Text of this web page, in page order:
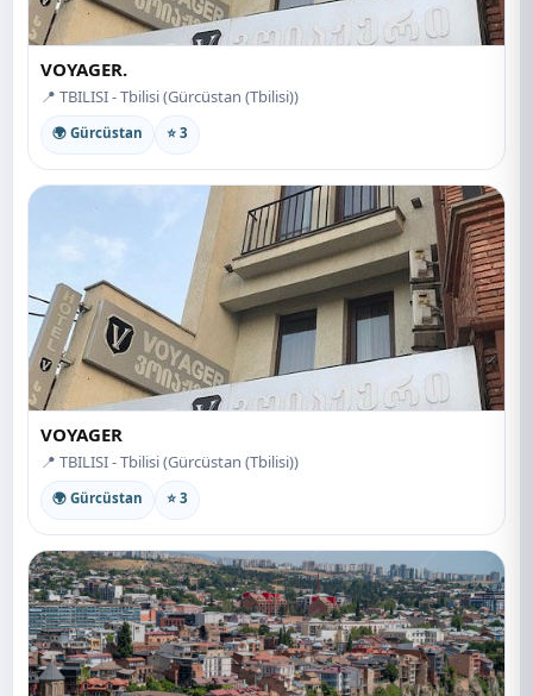
VOYAGER.
📍 TBILISI - Tbilisi (Gürcüstan (Tbilisi))
🌍 Gürcüstan ⭐ 3
VOYAGER
📍 TBILISI - Tbilisi (Gürcüstan (Tbilisi))
🌍 Gürcüstan ⭐ 3